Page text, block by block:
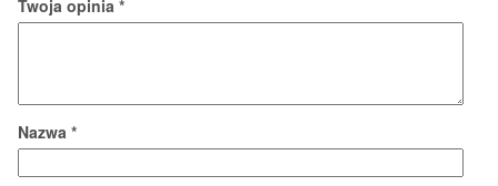
Twoja opinia *
Nazwa *